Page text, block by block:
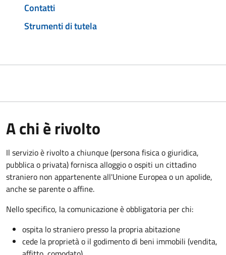
Contatti
Strumenti di tutela
A chi è rivolto
Il servizio è rivolto a chiunque (persona fisica o giuridica,
pubblica o privata) fornisca alloggio o ospiti un cittadino
straniero non appartenente all'Unione Europea o un apolide,
anche se parente o affine.
Nello specifico, la comunicazione è obbligatoria per chi:
ospita lo straniero presso la propria abitazione
cede la proprietà o il godimento di beni immobili (vendita,